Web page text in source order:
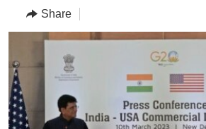
Navigation
Skip
Search
AFRICA
AMERICAS
ASIA
MIDDLE EAST
TOPICS
HUMAN RIGHTS
SECURITY AND DEFENSE
AID AND DEVELOPMENT
DEMOCRACY AND GOVERNANCE
ARCHIVE
ABOUT US
FOLLOW US
Share